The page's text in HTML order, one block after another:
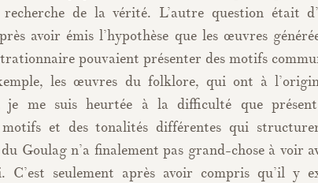
de la vérité. L’autre question était
avoir émis l’hypothèse que les œuvres
pouvaient présenter des motifs
les œuvres du folklore, qui ont à
je me suis heurtée à la difficulté que
motifs et des tonalités différentes qui
Goulag n’a finalement pas grand-chose à voir
C’est seulement après avoir compris qu’il y